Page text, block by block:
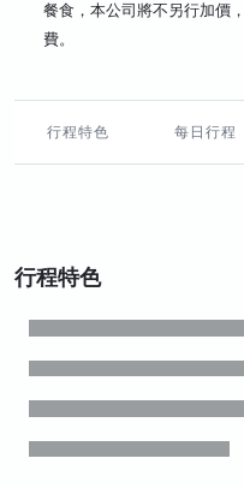
餐食，本公司將不另行加價
費。
行程特色 每日行程
行程特色